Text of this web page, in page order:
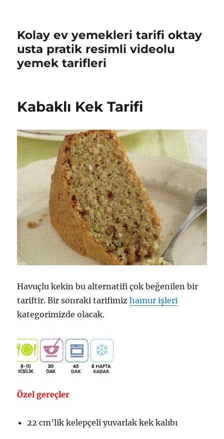
Kolay ev yemekleri tarifi oktay
usta pratik resimli videolu
yemek tarifleri
Kabaklı Kek Tarifi
Havuçlu kekin bu alternatifi çok beğenilen bir
tariftir. Bir sonraki tarifimizhamur işleri
kategorimizde olacak.
Özel gereçler
22 cm’lik kelepçeli yuvarlak kek kalıbı